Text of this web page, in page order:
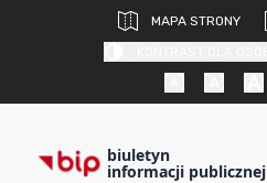
MAPA STRONY
biuletyn
informacji publicznej